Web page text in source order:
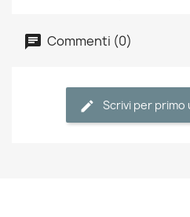
Commenti (0)
Scrivi per